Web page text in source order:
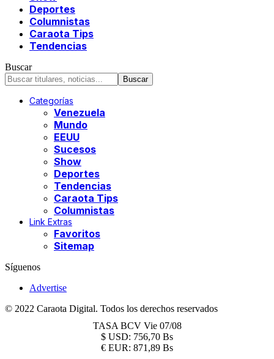
Deportes
Columnistas
Caraota Tips
Tendencias
Buscar
Categorías
Venezuela
Mundo
EEUU
Sucesos
Show
Deportes
Tendencias
Caraota Tips
Columnistas
Link Extras
Favoritos
Sitemap
Síguenos
Advertise
© 2022 Caraota Digital. Todos los derechos reservados
TASA BCV Vie 07/08
$ USD: 756,70 Bs
€ EUR: 871,89 Bs